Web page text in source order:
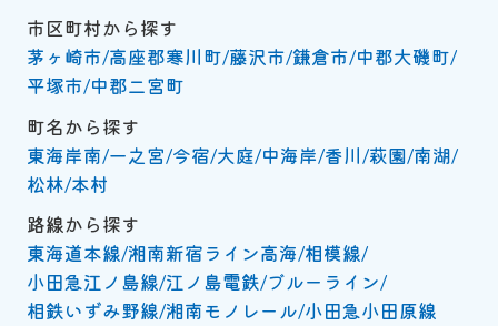
市区町村から探す
茅ヶ崎市 高座郡寒川町 藤沢市 鎌倉市 中郡大磯町
平塚市 中郡二宮町
町名から探す
東海岸南 一之宮 今宿 大庭 中海岸 香川 萩園 南湖
松林 本村
路線から探す
東海道本線 湘南新宿ライン高海 相模線
小田急江ノ島線 江ノ島電鉄 ブルーライン
相鉄いずみ野線 湘南モノレール 小田急小田原線